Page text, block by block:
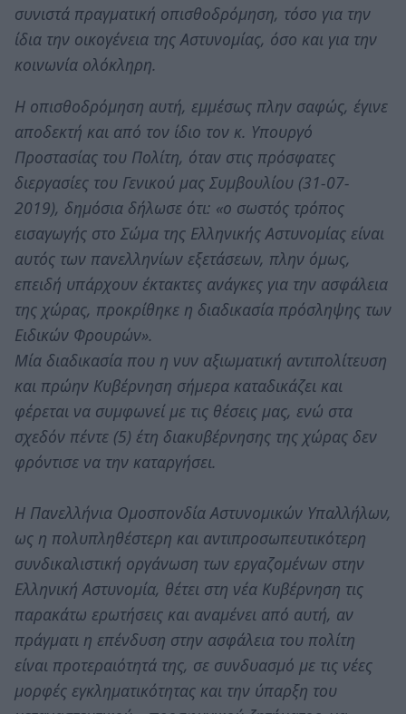
συνιστά πραγματική οπισθοδρόμηση, τόσο για την
ίδια την οικογένεια της Αστυνομίας, όσο και για την
κοινωνία ολόκληρη.
Η οπισθοδρόμηση αυτή, εμμέσως πλην σαφώς, έγινε
αποδεκτή και από τον ίδιο τον κ. Υπουργό
Προστασίας του Πολίτη, όταν στις πρόσφατες
διεργασίες του Γενικού μας Συμβουλίου (31-07-
2019), δημόσια δήλωσε ότι: «ο σωστός τρόπος
εισαγωγής στο Σώμα της Ελληνικής Αστυνομίας είναι
αυτός των πανελληνίων εξετάσεων, πλην όμως,
επειδή υπάρχουν έκτακτες ανάγκες για την ασφάλεια
της χώρας, προκρίθηκε η διαδικασία πρόσληψης των
Ειδικών Φρουρών».
Μία διαδικασία που η νυν αξιωματική αντιπολίτευση
και πρώην Κυβέρνηση σήμερα καταδικάζει και
φέρεται να συμφωνεί με τις θέσεις μας, ενώ στα
σχεδόν πέντε (5) έτη διακυβέρνησης της χώρας δεν
φρόντισε να την καταργήσει.
Η Πανελλήνια Ομοσπονδία Αστυνομικών Υπαλλήλων,
ως η πολυπληθέστερη και αντιπροσωπευτικότερη
συνδικαλιστική οργάνωση των εργαζομένων στην
Ελληνική Αστυνομία, θέτει στη νέα Κυβέρνηση τις
παρακάτω ερωτήσεις και αναμένει από αυτή, αν
πράγματι η επένδυση στην ασφάλεια του πολίτη
είναι προτεραιότητά της, σε συνδυασμό με τις νέες
μορφές εγκληματικότητας και την ύπαρξη του